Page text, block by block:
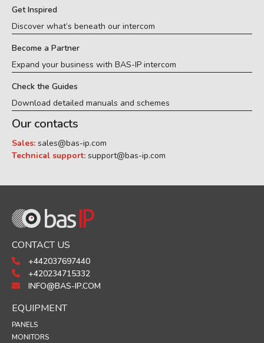
Get Inspired
Discover what’s beneath our intercom
Become a Partner
Expand your business with BAS-IP intercom
Check the Guides
Download detailed manuals and schemes
Our contacts
Sales: sales@bas-ip.com
Technical support: support@bas-ip.com
CONTACT US
+442037697440
+420234715332
INFO@BAS-IP.COM
EQUIPMENT
PANELS
MONITORS